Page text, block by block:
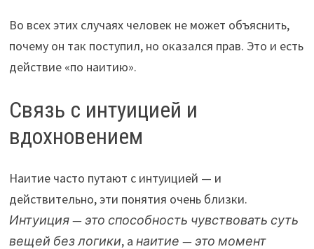
Во всех этих случаях человек не может объяснить,
почему он так поступил, но оказался прав. Это и есть
действие «по наитию».
Связь с интуицией и
вдохновением
Наитие часто путают с интуицией — и
действительно, эти понятия очень близки.
Интуиция — это способность чувствовать суть
вещей без логики, а наитие — это момент